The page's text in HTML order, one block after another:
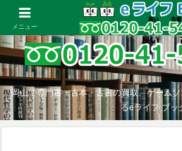
岡山で専門書・古本・古書の買取、ゲーム
るeライフ ブッ
メニュー